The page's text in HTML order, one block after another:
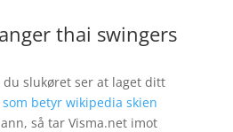
thai swingers
du slukøret ser at laget ditt
betyr wikipedia skien
så tar Visma.net imot